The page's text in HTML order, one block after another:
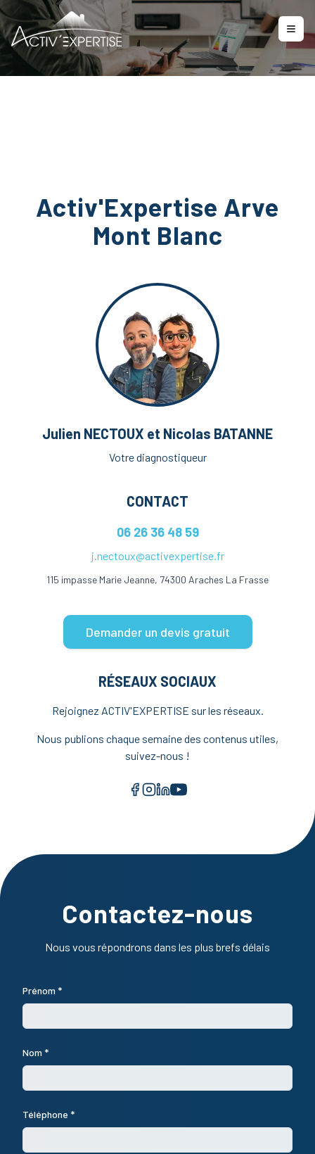
Activ'Expertise Arve
Mont Blanc
Julien NECTOUX et Nicolas BATANNE
Votre diagnostiqueur
CONTACT
06 26 36 48 59
j.nectoux@activexpertise.fr
115 impasse Marie Jeanne, 74300 Araches La Frasse
Demander un devis gratuit
RÉSEAUX SOCIAUX
Rejoignez ACTIV'EXPERTISE sur les réseaux.
Nous publions chaque semaine des contenus utiles,
suivez-nous !
Facebook
Instagram
LinkedInYouTube
Contactez-nous
Nous vous répondrons dans les plus brefs délais
Prénom *
Nom *
Téléphone *